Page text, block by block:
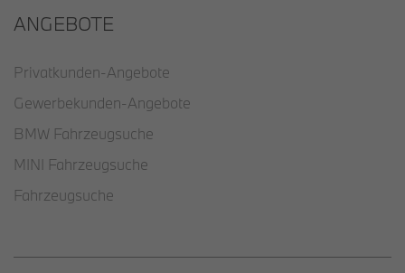
ANGEBOTE
Privatkunden-Angebote
Gewerbekunden-Angebote
BMW Fahrzeugsuche
MINI Fahrzeugsuche
Fahrzeugsuche